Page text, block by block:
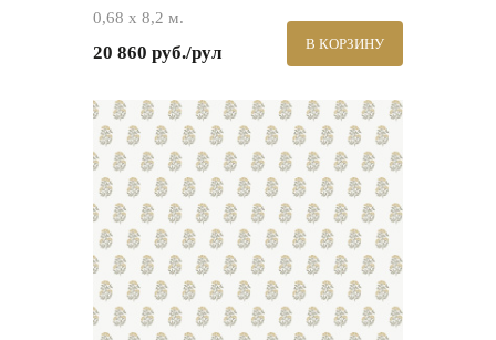
0,68 х 8,2 м.
20 860 руб./рул В КОРЗИНУ